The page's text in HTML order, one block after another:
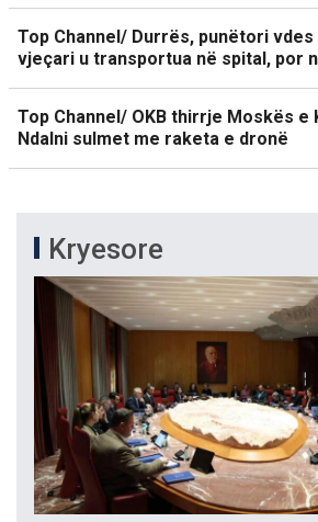
Top Channel/ Durrës, punëtori
vjeçari u transportua në spital, por
Top Channel/ OKB thirrje Moskës
Ndalni sulmet me raketa e dronë
Kryesore